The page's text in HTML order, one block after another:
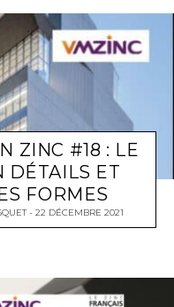
ZINC #18 : LE
DÉTAILS ET
FORMES
22 DÉCEMBRE 2021